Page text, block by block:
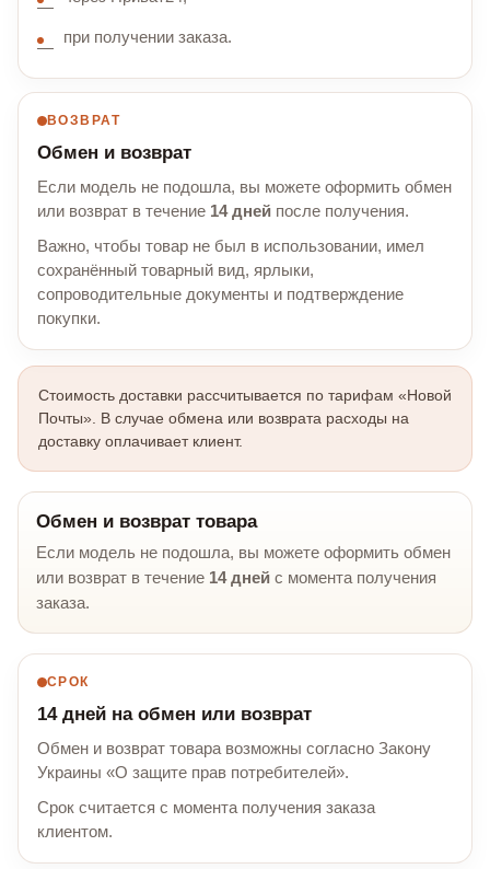
при получении заказа.
ВОЗВРАТ
Обмен и возврат
Если модель не подошла, вы можете оформить обмен
или возврат в течение 14 дней после получения.
Важно, чтобы товар не был в использовании, имел
сохранённый товарный вид, ярлыки,
сопроводительные документы и подтверждение
покупки.
Стоимость доставки рассчитывается по тарифам «Новой
Почты». В случае обмена или возврата расходы на
доставку оплачивает клиент.
Обмен и возврат товара
Если модель не подошла, вы можете оформить обмен
или возврат в течение 14 дней с момента получения
заказа.
СРОК
14 дней на обмен или возврат
Обмен и возврат товара возможны согласно Закону
Украины «О защите прав потребителей».
Срок считается с момента получения заказа
клиентом.